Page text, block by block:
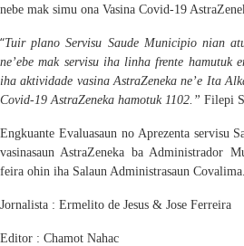
nebe mak simu ona Vasina Covid-19
“Tuir plano Servisu Saude Municipio nian
ne’ebe mak servisu iha linha frente hamutuk
iha aktividade vasina AstraZeneka ne’e Ita
Covid-19 AstraZeneka hamotuk 1102.” Filepi
Engkuante Evaluasaun no Aprezenta servisu
vasinasaun AstraZeneka ba Administrador
feira ohin iha Salaun Administrasaun Covalima.
Jornalista : Ermelito de Jesus & Jose Ferreira
Editor : Chamot Nahac